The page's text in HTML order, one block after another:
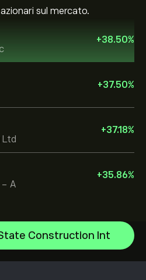
sul mercato.
+38.50%
+37.50%
Ltd
+37.18%
- A
+35.86%
Construction Int